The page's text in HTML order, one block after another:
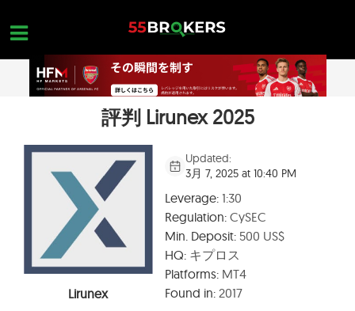
content
外国為替ブローカー
FX会社 詐欺
トレーダーのお問い合わせ
お問合せ
無料口座を開設
評判 Lirunex 2025
Lirunex
Updated:
3月 7, 2025 at 10:40 PM
Leverage:1:30
Regulation:CySEC
Min. Deposit:500 US$
HQ:キプロス
Platforms:MT4
Found in:2017